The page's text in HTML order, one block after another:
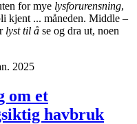
for mye lysforurensning,
kjent ... måneden. Middle –
lyst til å se og dra ut, noen
2025
om et
havbruk